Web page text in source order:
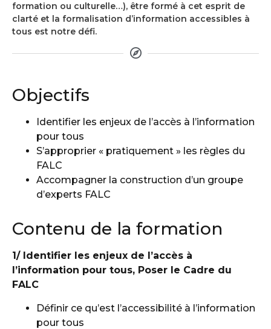
formation ou culturelle…), être formé à cet esprit de
clarté et la formalisation d’information accessibles à
tous est notre défi.
Objectifs
Identifier les enjeux de l’accès à l’information
pour tous
S’approprier « pratiquement » les règles du
FALC
Accompagner la construction d’un groupe
d’experts FALC
Contenu de la formation
1/ Identifier les enjeux de l’accès à
l’information pour tous, Poser le Cadre du
FALC
Définir ce qu’est l’accessibilité à l’information
pour tous